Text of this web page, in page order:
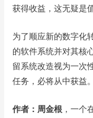
获得收益，这无疑是
为了顺应新的数字化
的软件系统并对其核
留系统改造视为一次
任务，必将从中获益。
作者：周金根 ，一个